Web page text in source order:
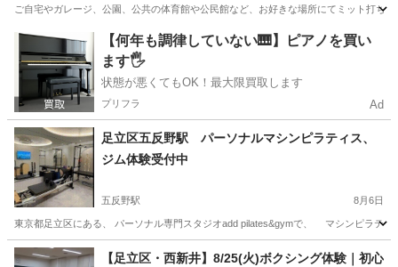
ご自宅やガレージ、公園、公共の体育館や公民館など、お好きな場所にてミット打ち
東京 世田谷区 成城学園前駅 空手/他格闘技 格闘技
【何年も調律していない🎹】ピアノを買い
ます🖐️
状態が悪くてもOK！最大限買取します
プリフラ Ad
足立区五反野駅 パーソナルマシンピラティス、
ジム体験受付中
五反野駅 8月6日
東京都足立区にある、 パーソナル専門スタジオadd pilates&gymで、 マシンピラテ
東京 足立区 五反野駅 その他 パーソナル
【足立区・西新井】8/25(火)ボクシング体験｜初心